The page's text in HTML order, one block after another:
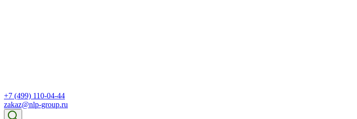
+7 (499) 110-04-44
zakaz@nlp-group.ru